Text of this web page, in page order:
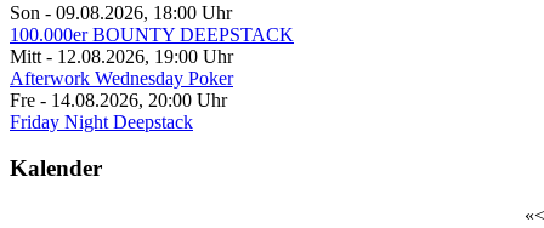
Son - 09.08.2026, 18:00 Uhr
100.000er BOUNTY DEEPSTACK
Mitt - 12.08.2026, 19:00 Uhr
Afterwork Wednesday Poker
Fre - 14.08.2026, 20:00 Uhr
Friday Night Deepstack
Kalender
«<